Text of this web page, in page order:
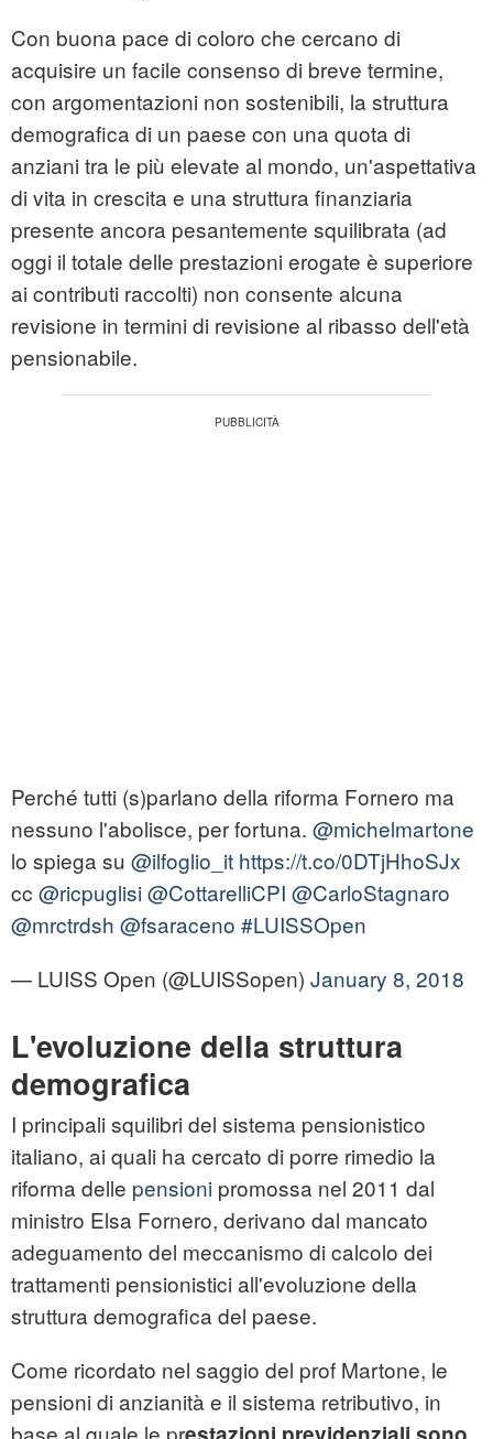
Con buona pace di coloro che cercano di
acquisire un facile consenso di breve termine,
con argomentazioni non sostenibili, la struttura
demografica di un paese con una quota di
anziani tra le più elevate al mondo, un'aspettativa
di vita in crescita e una struttura finanziaria
presente ancora pesantemente squilibrata (ad
oggi il totale delle prestazioni erogate è superiore
ai contributi raccolti) non consente alcuna
revisione in termini di revisione al ribasso dell'età
pensionabile.
Perché tutti (s)parlano della riforma Fornero ma
nessuno l'abolisce, per fortuna. @michelmartone
lo spiega su @ilfoglio_it https://t.co/0DTjHhoSJx
cc @ricpuglisi@CottarelliCPI @CarloStagnaro
@mrctrdsh @fsaraceno #LUISSOpen
— LUISS Open (@LUISSopen) January 8, 2018
L'evoluzione della struttura
demografica
I principali squilibri del sistema pensionistico
italiano, ai quali ha cercato di porre rimedio la
riforma delle pensioni promossa nel 2011 dal
ministro Elsa Fornero, derivano dal mancato
adeguamento del meccanismo di calcolo dei
trattamenti pensionistici all'evoluzione della
struttura demografica del paese.
Come ricordato nel saggio del prof Martone, le
pensioni di anzianità e il sistema retributivo, in